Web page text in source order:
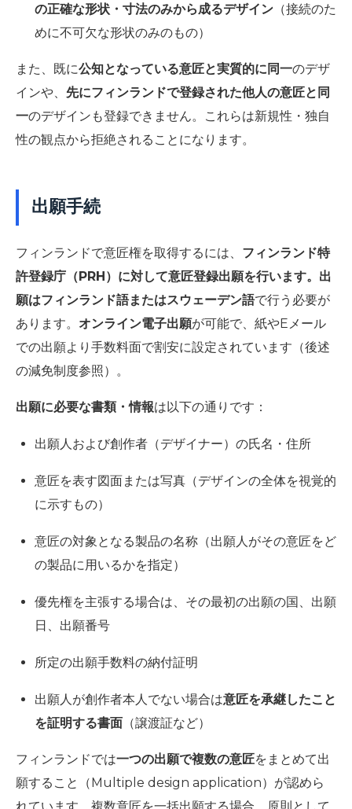
の正確な形状・寸法のみから成るデザイン （接続のた
めに不可欠な形状のみのもの）
また、既に公知となっている意匠と実質的に同一のデザ
インや、 先にフィンランドで登録された他人の意匠と同
一のデザインも登録できません。これらは新規性・独自
性の観点から拒絶されることになります。
出願手続
フィンランドで意匠権を取得するには、 フィンランド特
許登録庁（PRH）に対して意匠登録出願を行います。出
願はフィンランド語またはスウェーデン語で行う必要が
あります。 オンライン電子出願が可能で、紙やEメール
での出願より手数料面で割安に設定されています（後述
の減免制度参照）。
出願に必要な書類・情報は以下の通りです：
出願人および創作者（デザイナー）の氏名・住所
意匠を表す図面または写真（デザインの全体を視覚的
に示すもの）
意匠の対象となる製品の名称（出願人がその意匠をど
の製品に用いるかを指定）
優先権を主張する場合は、その最初の出願の国、出願
日、出願番号
所定の出願手数料の納付証明
出願人が創作者本人でない場合は意匠を承継したこと
を証明する書面 （譲渡証など）
フィンランドでは一つの出願で複数の意匠をまとめて出
願すること（Multiple design application）が認めら